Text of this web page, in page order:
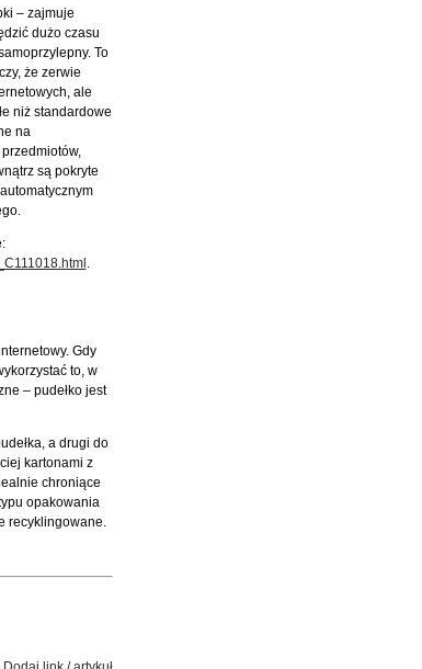
– zajmuje
dużo czasu
To
że zerwie
ale
niż standardowe
na
są pokryte
.
Gdy
to, w
– pudełko jest
a drugi do
kartonami z
chroniące
opakowania
recyklingowane.